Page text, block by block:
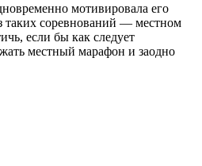
мотивировала его
таких соревнований — местном
если бы как следует
местный марафон и заодно